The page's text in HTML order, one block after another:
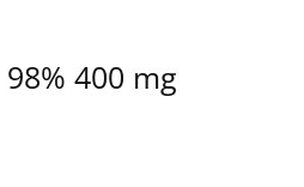
400 mg